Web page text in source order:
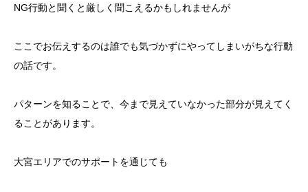
NG行動と聞くと厳しく聞こえるかもしれませんが
ここでお伝えするのは誰でも気づかずにやってしまいがちな行動
の話です。
パターンを知ることで、今まで見えていなかった部分が見えてく
ることがあります。
大宮エリアでのサポートを通じても